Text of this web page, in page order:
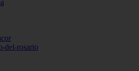
del-rosario